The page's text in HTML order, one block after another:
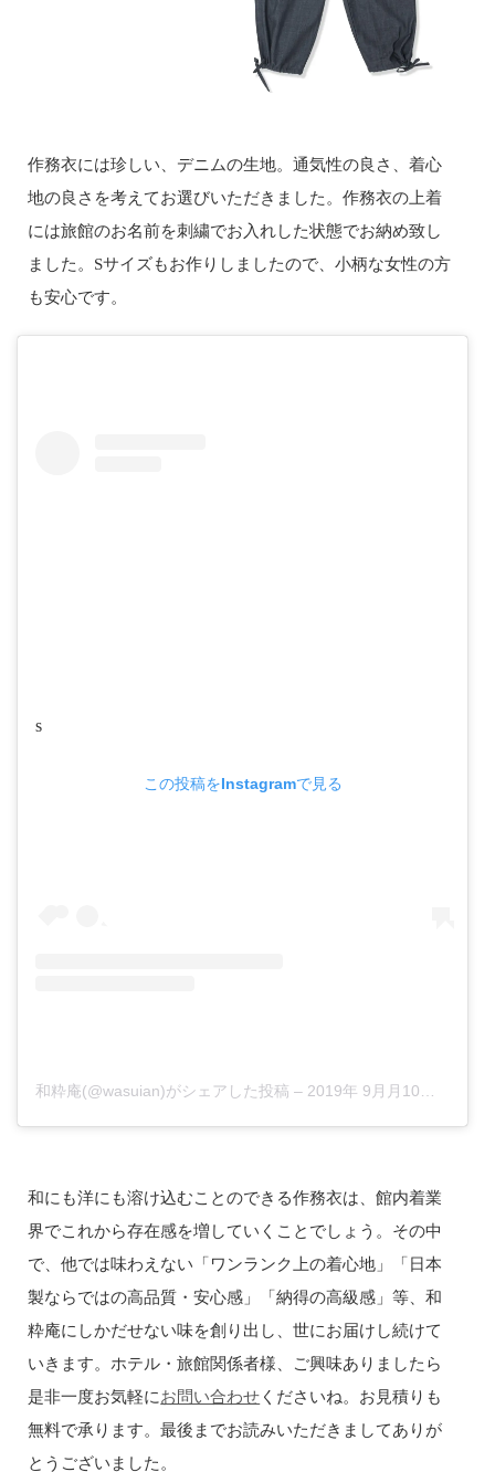
作務衣には珍しい、デニムの生地。通気性の良さ、着心
地の良さを考えてお選びいただきました。作務衣の上着
には旅館のお名前を刺繍でお入れした状態でお納め致し
ました。Sサイズもお作りしましたので、小柄な女性の方
も安心です。
s
この投稿をInstagramで見る
和粋庵(@wasuian)がシェアした投稿 – 2019年 9月月10日午前4時21分PDT
和にも洋にも溶け込むことのできる作務衣は、館内着業
界でこれから存在感を増していくことでしょう。その中
で、他では味わえない「ワンランク上の着心地」「日本
製ならではの高品質・安心感」「納得の高級感」等、和
粋庵にしかだせない味を創り出し、世にお届けし続けて
いきます。ホテル・旅館関係者様、ご興味ありましたら
是非一度お気軽にお問い合わせ くださいね。お見積りも
無料で承ります。最後までお読みいただきましてありが
とうございました。